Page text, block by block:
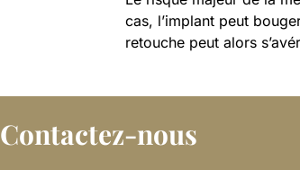
cas, l’implant peut
retouche peut alors
Contactez-nous